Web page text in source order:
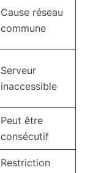
Cause réseau
commune
Serveur
inaccessible
Peut être
consécutif
Restriction